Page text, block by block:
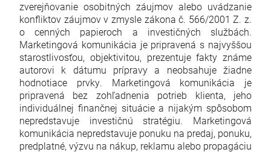
zverejňovanie osobitných záujmov alebo uvádzanie
konfliktov záujmov v zmysle zákona č. 566/2001 Z. z.
o cenných papieroch a investičných službách.
Marketingová komunikácia je pripravená s najvyššou
starostlivosťou, objektivitou, prezentuje fakty známe
autorovi k dátumu prípravy a neobsahuje žiadne
hodnotiace prvky. Marketingová komunikácia je
pripravená bez zohľadnenia potrieb klienta, jeho
individuálnej finančnej situácie a nijakým spôsobom
nepredstavuje investičnú stratégiu. Marketingová
komunikácia nepredstavuje ponuku na predaj, ponuku,
predplatné, výzvu na nákup, reklamu alebo propagáciu